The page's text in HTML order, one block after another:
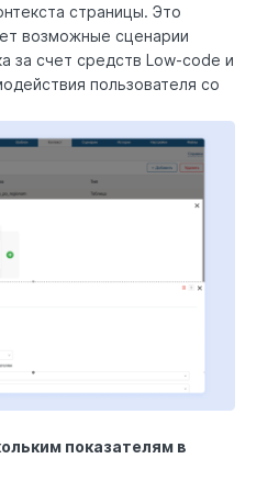
страницы. Это
возможные сценарии
за счет средств Low-code и
пользователя со
показателям в